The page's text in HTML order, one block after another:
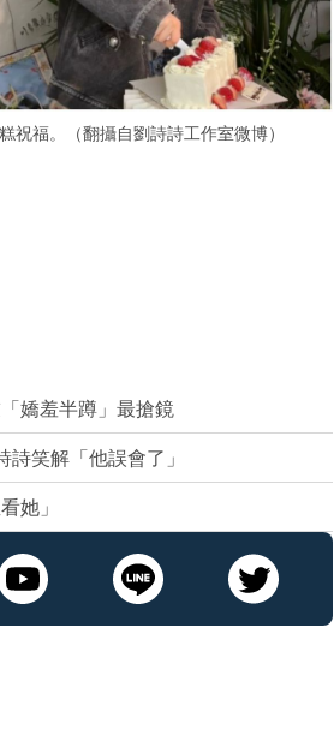
福。（翻攝自劉詩詩工作室微博）
嬌羞半蹲」最搶鏡
笑解「他誤會了」
她」